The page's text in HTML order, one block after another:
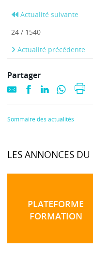
Actualité suivante
24 / 1540
Actualité précédente
Partager
Sommaire des actualités
LES ANNONCES DU
PLATEFORME
FORMATION